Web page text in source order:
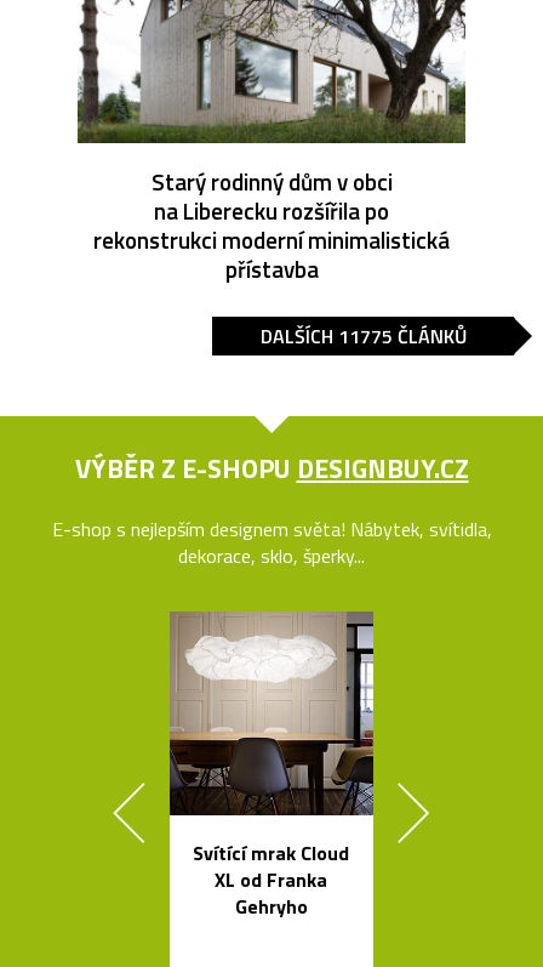
Starý rodinný dům v obci
na Liberecku rozšířila po
rekonstrukci moderní minimalistická
přístavba
DALŠÍCH 11775 ČLÁNKŮ
VÝBĚR Z E-SHOPU DESIGNBUY.CZ
E-shop s nejlepším designem světa! Nábytek, svítidla,
dekorace, sklo, šperky...
Svítící mrak Cloud
XL od Franka
Gehryho